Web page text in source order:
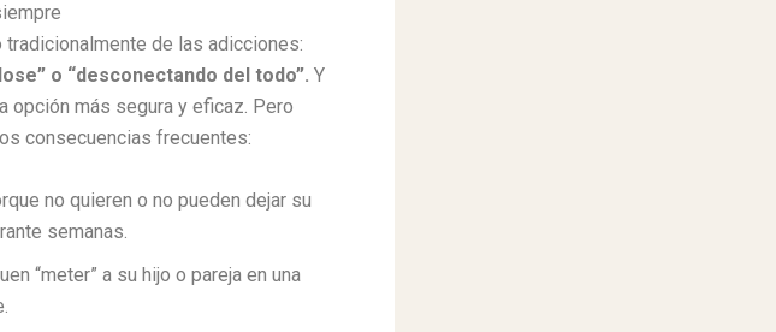
tradicionalmente de las adicciones:
o “desconectando del todo”. Y
opción más segura y eficaz. Pero
consecuencias frecuentes:
no quieren o no pueden dejar su
semanas.
“meter” a su hijo o pareja en una